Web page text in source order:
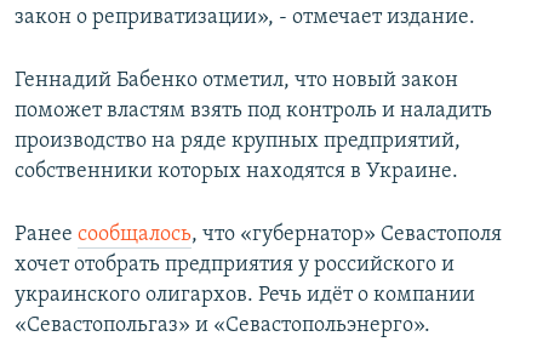
закон о реприватизации», - отмечает издание.
Геннадий Бабенко отметил, что новый закон
поможет властям взять под контроль и наладить
производство на ряде крупных предприятий,
собственники которых находятся в Украине.
Ранее сообщалось, что «губернатор» Севастополя
хочет отобрать предприятия у российского и
украинского олигархов. Речь идёт о компании
«Севастопольгаз» и «Севастопольэнерго».